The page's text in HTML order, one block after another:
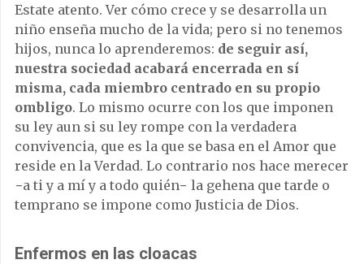
Estate atento. Ver cómo crece y se desarrolla un
niño enseña mucho de la vida; pero si no tenemos
hijos, nunca lo aprenderemos: de seguir así,
nuestra sociedad acabará encerrada en sí
misma, cada miembro centrado en su propio
ombligo. Lo mismo ocurre con los que imponen
su ley aun si su ley rompe con la verdadera
convivencia, que es la que se basa en el Amor que
reside en la Verdad. Lo contrario nos hace merecer
−a ti y a mí y a todo quién− la gehena que tarde o
temprano se impone como Justicia de Dios.
Enfermos en las cloacas